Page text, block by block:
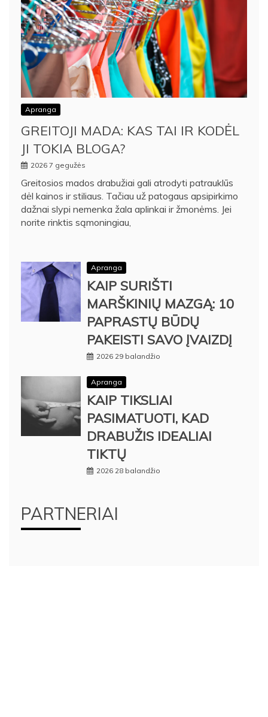
Apranga
GREITOJI MADA: KAS TAI IR KODĖL
JI TOKIA BLOGA?
2026 7 gegužės
Greitosios mados drabužiai gali atrodyti patrauklūs
dėl kainos ir stiliaus. Tačiau už patogaus apsipirkimo
dažnai slypi nemenka žala aplinkai ir žmonėms. Jei
norite rinktis sąmoningiau,
Apranga
KAIP SURIŠTI
MARŠKINIŲ MAZGĄ: 10
PAPRASTŲ BŪDŲ
PAKEISTI SAVO ĮVAIZDĮ
2026 29 balandžio
Apranga
KAIP TIKSLIAI
PASIMATUOTI, KAD
DRABUŽIS IDEALIAI
TIKTŲ
2026 28 balandžio
PARTNERIAI